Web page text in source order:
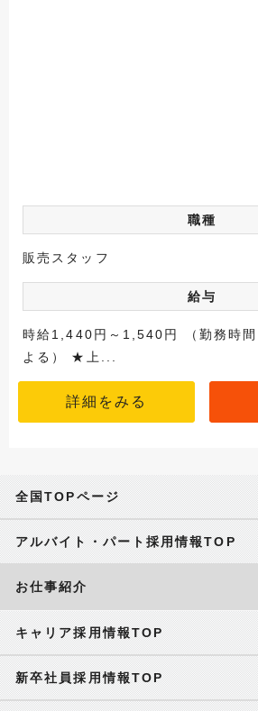
職種
販売スタッフ
給与
時給1,440円～1,540円 （勤務時間
よる） ★上...
詳細をみる
全国TOPページ
アルバイト・パート採用情報TOP
お仕事紹介
キャリア採用情報TOP
新卒社員採用情報TOP